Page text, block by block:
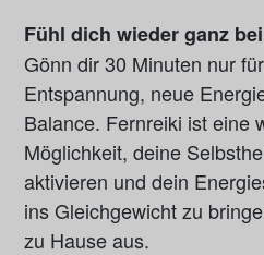
Fühl dich wieder ganz
Gönn dir 30 Minuten nur
Entspannung, neue
Balance. Fernreiki ist eine
Möglichkeit, deine
aktivieren und dein
ins Gleichgewicht zu
zu Hause aus.